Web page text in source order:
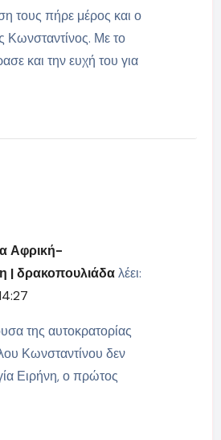
τους πήρε μέρος και ο
Κωνσταντίνος. Με το
και την ευχή του για
Αφρική-
| δρακοπουλιάδα λέει:
της αυτοκρατορίας
Κωνσταντίνου δεν
Ειρήνη, ο πρώτος